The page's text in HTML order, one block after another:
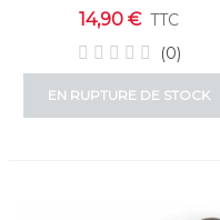
céramique 350 ml
14,90 € TTC
(0)
EN RUPTURE DE STOCK